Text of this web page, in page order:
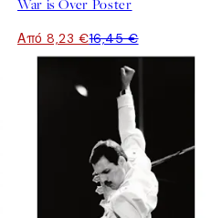
War is Over Poster
Από 8,23 €16,45 €